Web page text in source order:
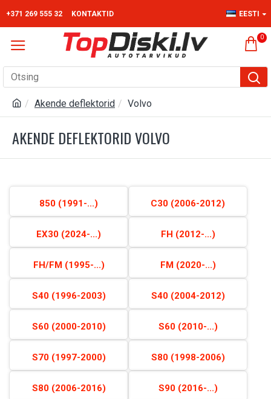
+371 269 555 32 KONTAKTID EESTI
0
Akende deflektorid Volvo
AKENDE DEFLEKTORID VOLVO
850 (1991-...) C30 (2006-2012)
EX30 (2024-...) FH (2012-...)
FH/FM (1995-...) FM (2020-...)
S40 (1996-2003) S40 (2004-2012)
S60 (2000-2010) S60 (2010-...)
S70 (1997-2000) S80 (1998-2006)
S80 (2006-2016) S90 (2016-...)